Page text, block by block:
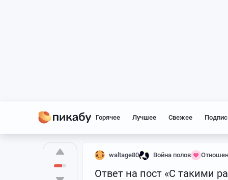
Горячее Лучшее Свежее
waltage80 Война полов
Ответ на пост «С такими